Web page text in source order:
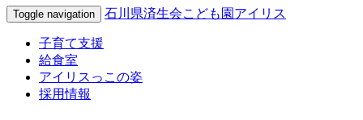
Toggle navigation 石川県済生会こども園アイリス
子育て支援
給食室
アイリスっこの姿
採用情報